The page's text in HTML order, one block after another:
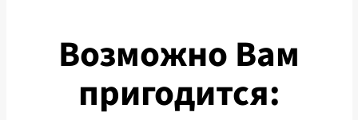
Возможно Вам
пригодится: